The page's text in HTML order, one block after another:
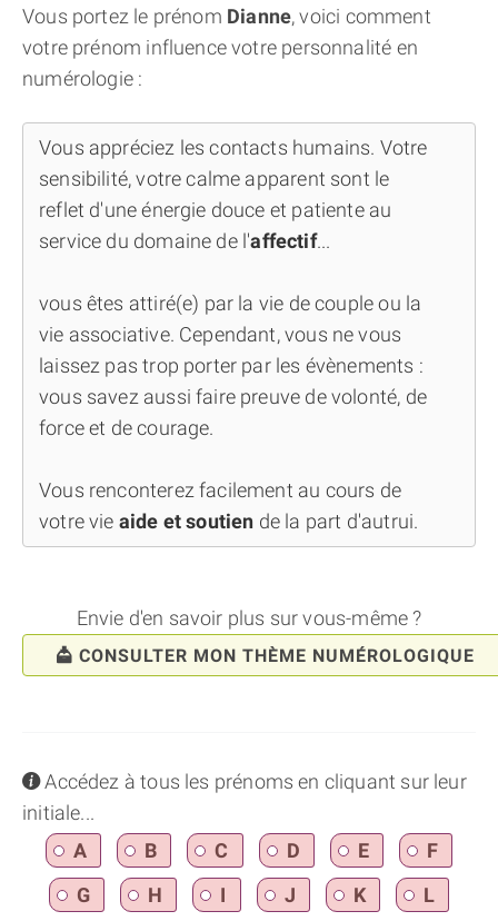
Vous portez le prénom Dianne, voici comment
votre prénom influence votre personnalité en
numérologie :
Vous appréciez les contacts humains. Votre
sensibilité, votre calme apparent sont le
reflet d'une énergie douce et patiente au
service du domaine de l'affectif...
vous êtes attiré(e) par la vie de couple ou la
vie associative. Cependant, vous ne vous
laissez pas trop porter par les évènements :
vous savez aussi faire preuve de volonté, de
force et de courage.
Vous renconterez facilement au cours de
votre vie aide et soutien de la part d'autrui.
Envie d'en savoir plus sur vous-même ?
CONSULTER MON THÈME NUMÉROLOGIQUE
infoAccédez à tous les prénoms en cliquant sur leur
initiale...
A
B C D E
F
G
H I J K
L